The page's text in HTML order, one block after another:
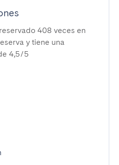
408 veces en
y tiene una
4,5/5